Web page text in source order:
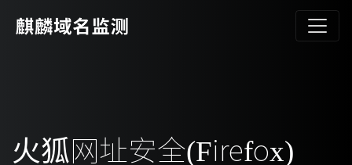
火狐网址安全(Firefox)